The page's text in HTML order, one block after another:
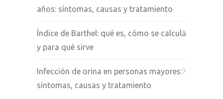
años: síntomas, causas y tratamiento
Índice de Barthel: qué es, cómo se calcula
y para qué sirve
Infección de orina en personas mayores:
síntomas, causas y tratamiento